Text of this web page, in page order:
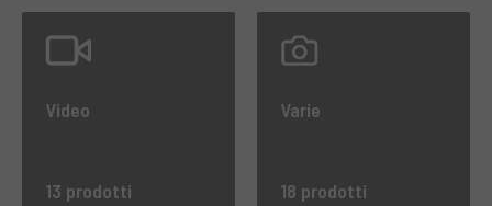
Video
13 prodotti
Varie
18 prodotti